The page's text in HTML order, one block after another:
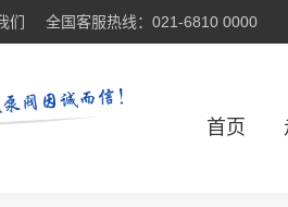
们 全国客服热线：021-6810 0000
首页